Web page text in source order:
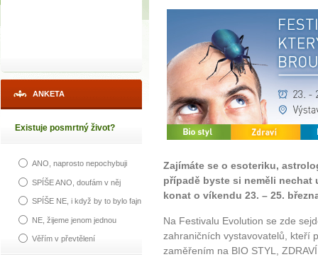
ANKETA
Existuje posmrtný život?
ANO, naprosto nepochybuji
SPÍŠE ANO, doufám v něj
SPÍŠE NE, i když by to bylo fajn
NE, žijeme jenom jednou
Věřím v převtělení
Zajímáte se o esoteriku,
případě byste si neměli
konat o víkendu 23. – 25.
Na Festivalu Evolution se zde
zahraničních vystavovatelů, kteří
zaměřením na BIO STYL,